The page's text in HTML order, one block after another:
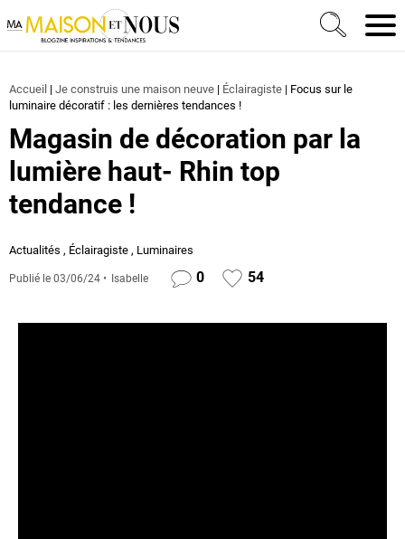
Ma Maison et Nous Construction, rénovation &
Accueil | Je construis une maison neuve | Éclairagiste | Focus sur le
luminaire décoratif : les dernières tendances !
Magasin de décoration par la
lumière haut- Rhin top
tendance !
Actualités , Éclairagiste , Luminaires
Publié le 03/06/24 Isabelle 0 54